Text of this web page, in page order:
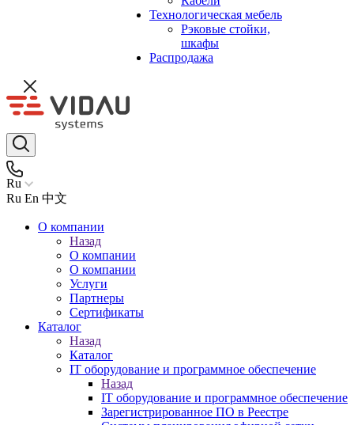
Технологическая мебель
Рэковые стойки,
шкафы
Распродажа
Ru
Ru En 中文
О компании
Назад
О компании
О компании
Услуги
Партнеры
Сертификаты
Каталог
Назад
Каталог
IT оборудование и программное обеспечение
Назад
IT оборудование и программное обеспечение
Зарегистрированное ПО в Реестре